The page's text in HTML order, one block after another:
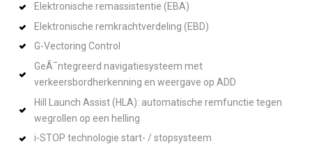
Elektronische remassistentie (EBA)
Elektronische remkrachtverdeling (EBD)
G-Vectoring Control
GeÃ¯ntegreerd navigatiesysteem met
verkeersbordherkenning en weergave op ADD
Hill Launch Assist (HLA): automatische remfunctie tegen
wegrollen op een helling
i-STOP technologie start- / stopsysteem